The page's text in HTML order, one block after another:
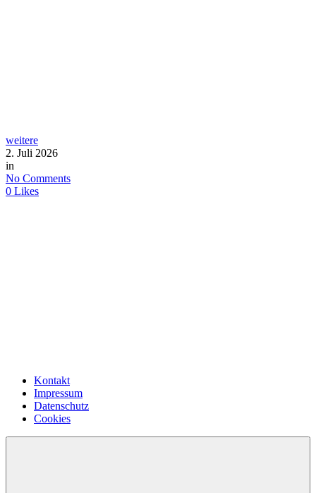
weitere
2. Juli 2026
in
No Comments
0 Likes
Kontakt
Impressum
Datenschutz
Cookies